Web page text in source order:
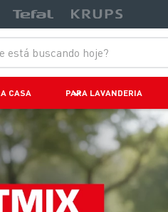
buscando hoje?
CASA PARA LAVANDERIA